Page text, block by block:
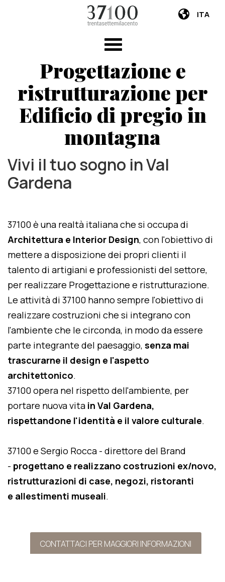
ITA
Progettazione e
ristrutturazione per
Edificio di pregio in
montagna
Vivi il tuo sogno in Val
Gardena
37100 è una realtà italiana che si occupa di
Architettura e Interior Design, con l'obiettivo di
mettere a disposizione dei propri clienti il
talento di artigiani e professionisti del settore,
per realizzare Progettazione e ristrutturazione.
Le attività di 37100 hanno sempre l'obiettivo di
realizzare costruzioni che si integrano con
l'ambiente che le circonda, in modo da essere
parte integrante del paesaggio, senza mai
trascurarne il design e l'aspetto
architettonico.
37100 opera nel rispetto dell'ambiente, per
portare nuova vita in Val Gardena,
rispettandone l'identità e il valore culturale.
37100 e Sergio Rocca - direttore del Brand
- progettano e realizzano costruzioni ex/novo,
ristrutturazioni di case, negozi, ristoranti
e allestimenti museali.
CONTATTACI PER MAGGIORI INFORMAZIONI